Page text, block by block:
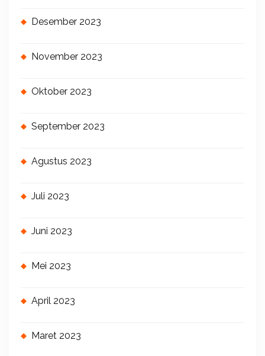
Desember 2023
November 2023
Oktober 2023
September 2023
Agustus 2023
Juli 2023
Juni 2023
Mei 2023
April 2023
Maret 2023